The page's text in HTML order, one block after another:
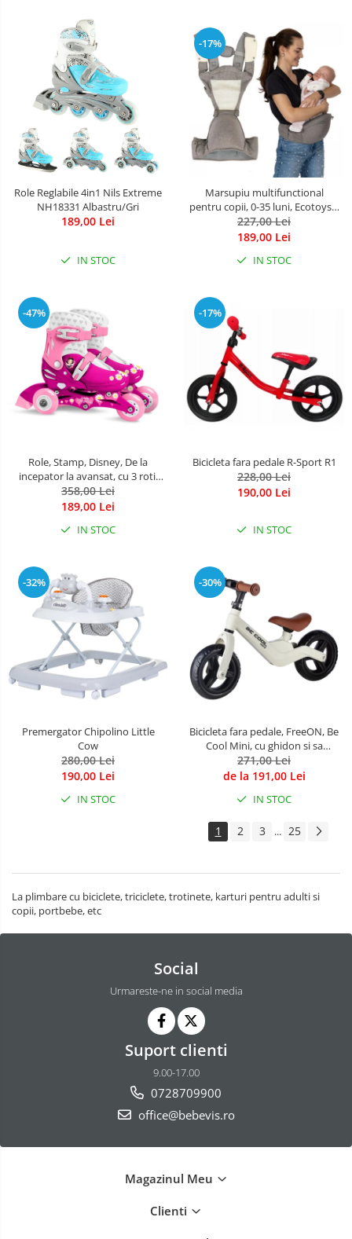
Role Reglabile 4in1 Nils Extreme
NH18331 Albastru/Gri
189,00 Lei
IN STOC
-17%
Marsupiu multifunctional
pentru copii, 0-35 luni, Ecotoys J-
BC1601 - Gri
227,00 Lei
189,00 Lei
IN STOC
-47%
Role, Stamp, Disney, De la
incepator la avansat, cu 3 roti,
Ajustabile, Inchidere prin velcro,
cu frana, Marime 27-30, Princess
358,00 Lei
189,00 Lei
IN STOC
-17%
Bicicleta fara pedale R-Sport R1
228,00 Lei
190,00 Lei
IN STOC
-32%
Premergator Chipolino Little
Cow
280,00 Lei
190,00 Lei
IN STOC
-30%
Bicicleta fara pedale, FreeON, Be
Cool Mini, cu ghidon si sa
reglabile, Roti din EVA, Pana in
30 Kg, Roti 8 inch, 12 luni+, Alb
271,00 Lei
de la 191,00 Lei
IN STOC
1 2 3 ... 25
La plimbare cu biciclete, triciclete, trotinete, karturi pentru adulti si
copii, portbebe, etc
Social
Urmareste-ne in social media
Suport clienti
9.00-17.00
0728709900
office@bebevis.ro
Magazinul Meu
Clienti